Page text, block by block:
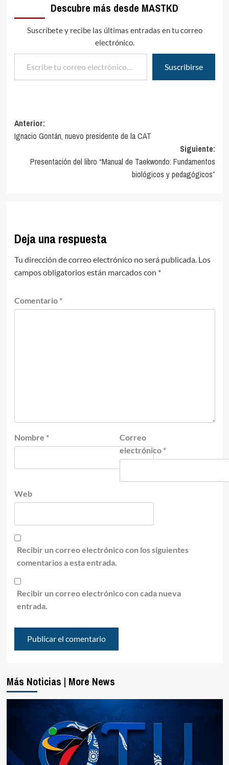
Descubre más desde MASTKD
Suscríbete y recibe las últimas entradas en tu correo
electrónico.
Escribe tu correo electrónico…
Suscribirse
Navegación
de
entradas
Anterior:
Ignacio Gontán, nuevo presidente de la CAT
Siguiente:
Presentación del libro “Manual de Taekwondo: Fundamentos
biológicos y pedagógicos”
Deja una respuesta
Tu dirección de correo electrónico no será publicada. Los
campos obligatorios están marcados con *
Comentario *
Nombre *
Correo
electrónico *
Web
Recibir un correo electrónico con los siguientes
comentarios a esta entrada.
Recibir un correo electrónico con cada nueva
entrada.
Más Noticias | More News